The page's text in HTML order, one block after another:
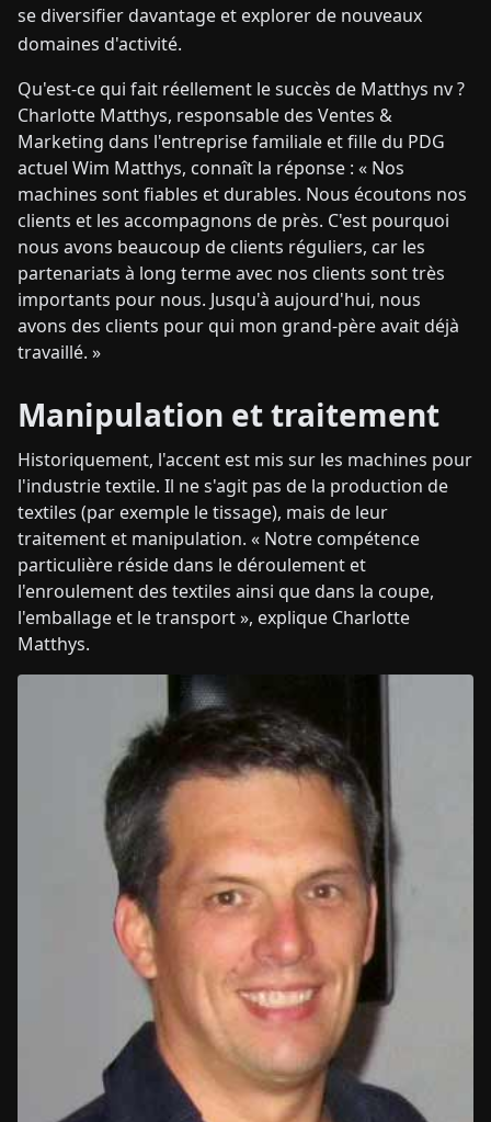
se diversifier davantage et explorer de nouveaux
domaines d'activité.
Qu'est-ce qui fait réellement le succès de Matthys nv ?
Charlotte Matthys, responsable des Ventes &
Marketing dans l'entreprise familiale et fille du PDG
actuel Wim Matthys, connaît la réponse : « Nos
machines sont fiables et durables. Nous écoutons nos
clients et les accompagnons de près. C'est pourquoi
nous avons beaucoup de clients réguliers, car les
partenariats à long terme avec nos clients sont très
importants pour nous. Jusqu'à aujourd'hui, nous
avons des clients pour qui mon grand-père avait déjà
travaillé. »
Manipulation et traitement
Historiquement, l'accent est mis sur les machines pour
l'industrie textile. Il ne s'agit pas de la production de
textiles (par exemple le tissage), mais de leur
traitement et manipulation. « Notre compétence
particulière réside dans le déroulement et
l'enroulement des textiles ainsi que dans la coupe,
l'emballage et le transport », explique Charlotte
Matthys.